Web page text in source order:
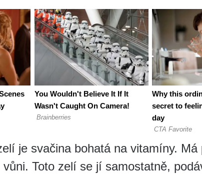
je svačina bohatá na vitamíny. Má
Toto zelí se jí samostatně,